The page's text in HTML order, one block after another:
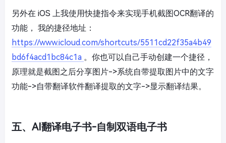
另外在 iOS 上我使用快捷指令来实现手机截图OCR翻译的
功能， 我的捷径地址：
https://www.icloud.com/shortcuts/5511cd22f35a4b49
bd6f4acd1bc84c1a 。你也可以自己手动创建一个捷径，
原理就是截图之后分享图片->系统自带提取图片中的文字
功能->自带翻译软件翻译提取的文字->显示翻译结果。
五、AI翻译电子书-自制双语电子书